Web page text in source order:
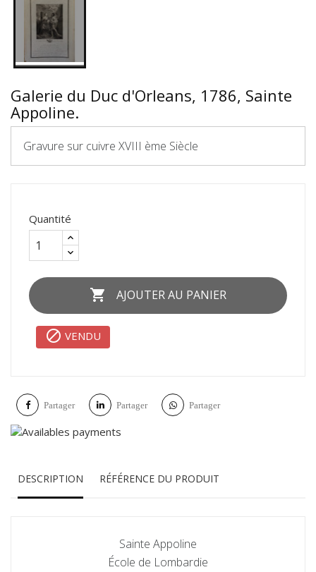
Galerie du Duc d'Orleans, 1786, Sainte
Appoline.
Gravure sur cuivre XVIII ème Siècle
Quantité
 AJOUTER AU PANIER
 VENDU
Partager Partager Partager
DESCRIPTION RÉFÉRENCE DU PRODUIT
Sainte Appoline
École de Lombardie